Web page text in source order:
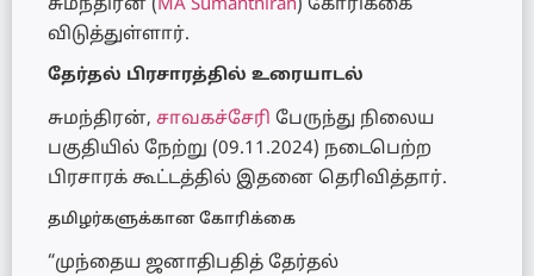
சுமந்திரன் (MA Sumanthiran) கோரிக்கை
விடுத்துள்ளார்.
தேர்தல் பிரசாரத்தில் உரையாடல்
சுமந்திரன், சாவகச்சேரி பேருந்து நிலைய
பகுதியில் நேற்று (09.11.2024) நடைபெற்ற
பிரசாரக் கூட்டத்தில் இதனை தெரிவித்தார்.
தமிழர்களுக்கான கோரிக்கை
“முந்தைய ஜனாதிபதித் தேர்தல்